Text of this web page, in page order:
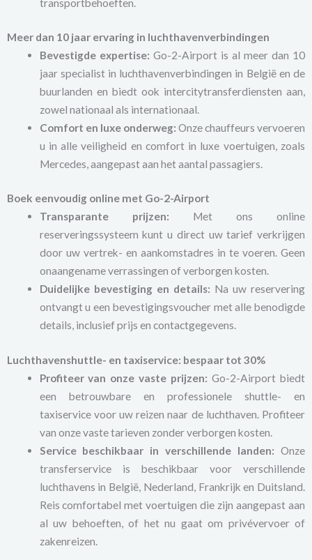
transportbehoeften.
Meer dan 10 jaar ervaring in luchthavenverbindingen
Bevestigde expertise: Go-2-Airport is al meer dan 10
jaar specialist in luchthavenverbindingen in België en de
buurlanden en biedt ook intercitytransferdiensten aan,
zowel nationaal als internationaal.
Comfort en luxe onderweg: Onze chauffeurs vervoeren
u in alle veiligheid en comfort in luxe voertuigen, zoals
Mercedes, aangepast aan het aantal passagiers.
Boek eenvoudig online met Go-2-Airport
Transparante prijzen: Met ons online
reserveringssysteem kunt u direct uw tarief verkrijgen
door uw vertrek- en aankomstadres in te voeren. Geen
onaangename verrassingen of verborgen kosten.
Duidelijke bevestiging en details: Na uw reservering
ontvangt u een bevestigingsvoucher met alle benodigde
details, inclusief prijs en contactgegevens.
Luchthavenshuttle- en taxiservice: bespaar tot 30%
Profiteer van onze vaste prijzen: Go-2-Airport biedt
een betrouwbare en professionele shuttle- en
taxiservice voor uw reizen naar de luchthaven. Profiteer
van onze vaste tarieven zonder verborgen kosten.
Service beschikbaar in verschillende landen: Onze
transferservice is beschikbaar voor verschillende
luchthavens in België, Nederland, Frankrijk en Duitsland.
Reis comfortabel met voertuigen die zijn aangepast aan
al uw behoeften, of het nu gaat om privévervoer of
zakenreizen.